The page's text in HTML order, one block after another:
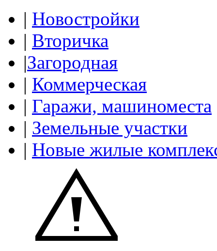
| Новостройки
| Вторичка
|Загородная
| Коммерческая
| Гаражи, машиноместа
| Земельные участки
| Новые жилые